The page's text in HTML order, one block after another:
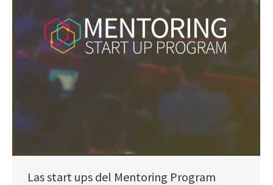
Las start ups del Mentoring Program